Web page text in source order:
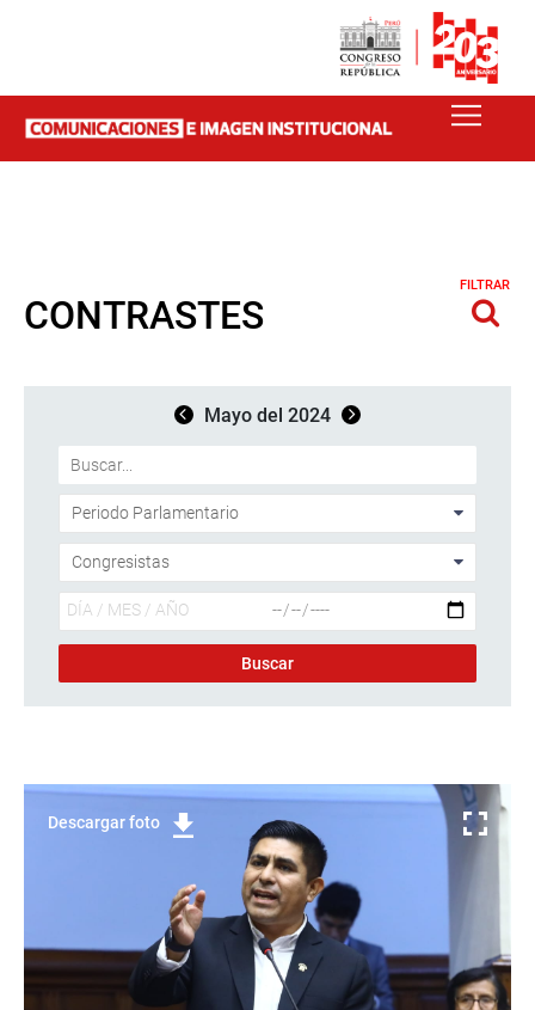
CONTRASTES
FILTRAR
Mayo del 2024
Descargar foto